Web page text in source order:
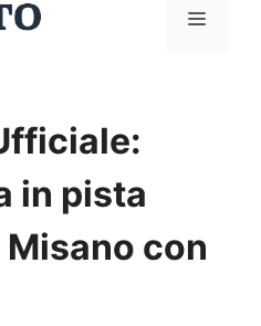
MENU
in pista
con